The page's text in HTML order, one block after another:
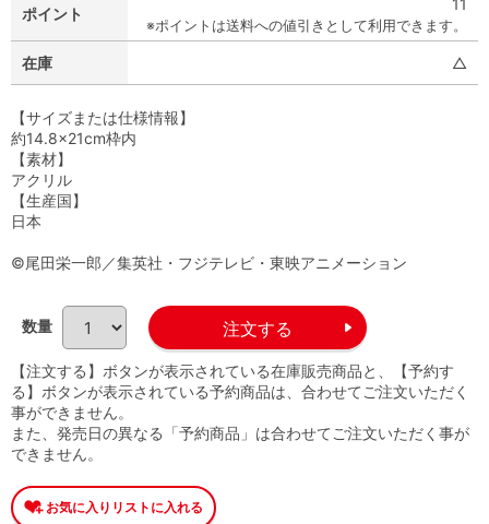
ポイント
11
※ポイントは送料への値引きとして利用できます。
在庫 △
【サイズまたは仕様情報】
約14.8×21cm枠内
【素材】
アクリル
【生産国】
日本
©尾田栄一郎／集英社・フジテレビ・東映アニメーション
数量
【注文する】ボタンが表示されている在庫販売商品と、【予約す
る】ボタンが表示されている予約商品は、合わせてご注文いただく
事ができません。
また、発売日の異なる「予約商品」は合わせてご注文いただく事が
できません。